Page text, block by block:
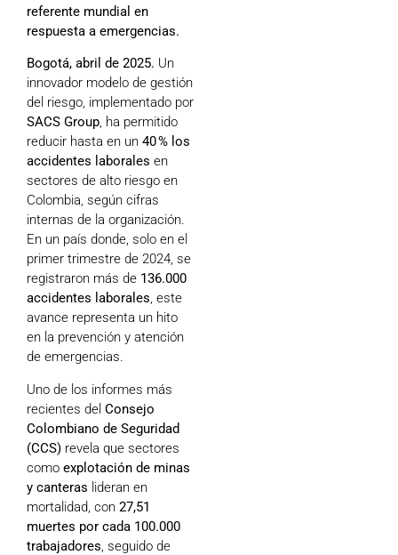
referente mundial en
respuesta a emergencias.
Bogotá, abril de 2025. Un
innovador modelo de gestión
del riesgo, implementado por
SACS Group, ha permitido
reducir hasta en un 40 % los
accidentes laborales en
sectores de alto riesgo en
Colombia, según cifras
internas de la organización.
En un país donde, solo en el
primer trimestre de 2024, se
registraron más de 136.000
accidentes laborales, este
avance representa un hito
en la prevención y atención
de emergencias.
Uno de los informes más
recientes del Consejo
Colombiano de Seguridad
(CCS) revela que sectores
como explotación de minas
y canteras lideran en
mortalidad, con 27,51
muertes por cada 100.000
trabajadores , seguido de